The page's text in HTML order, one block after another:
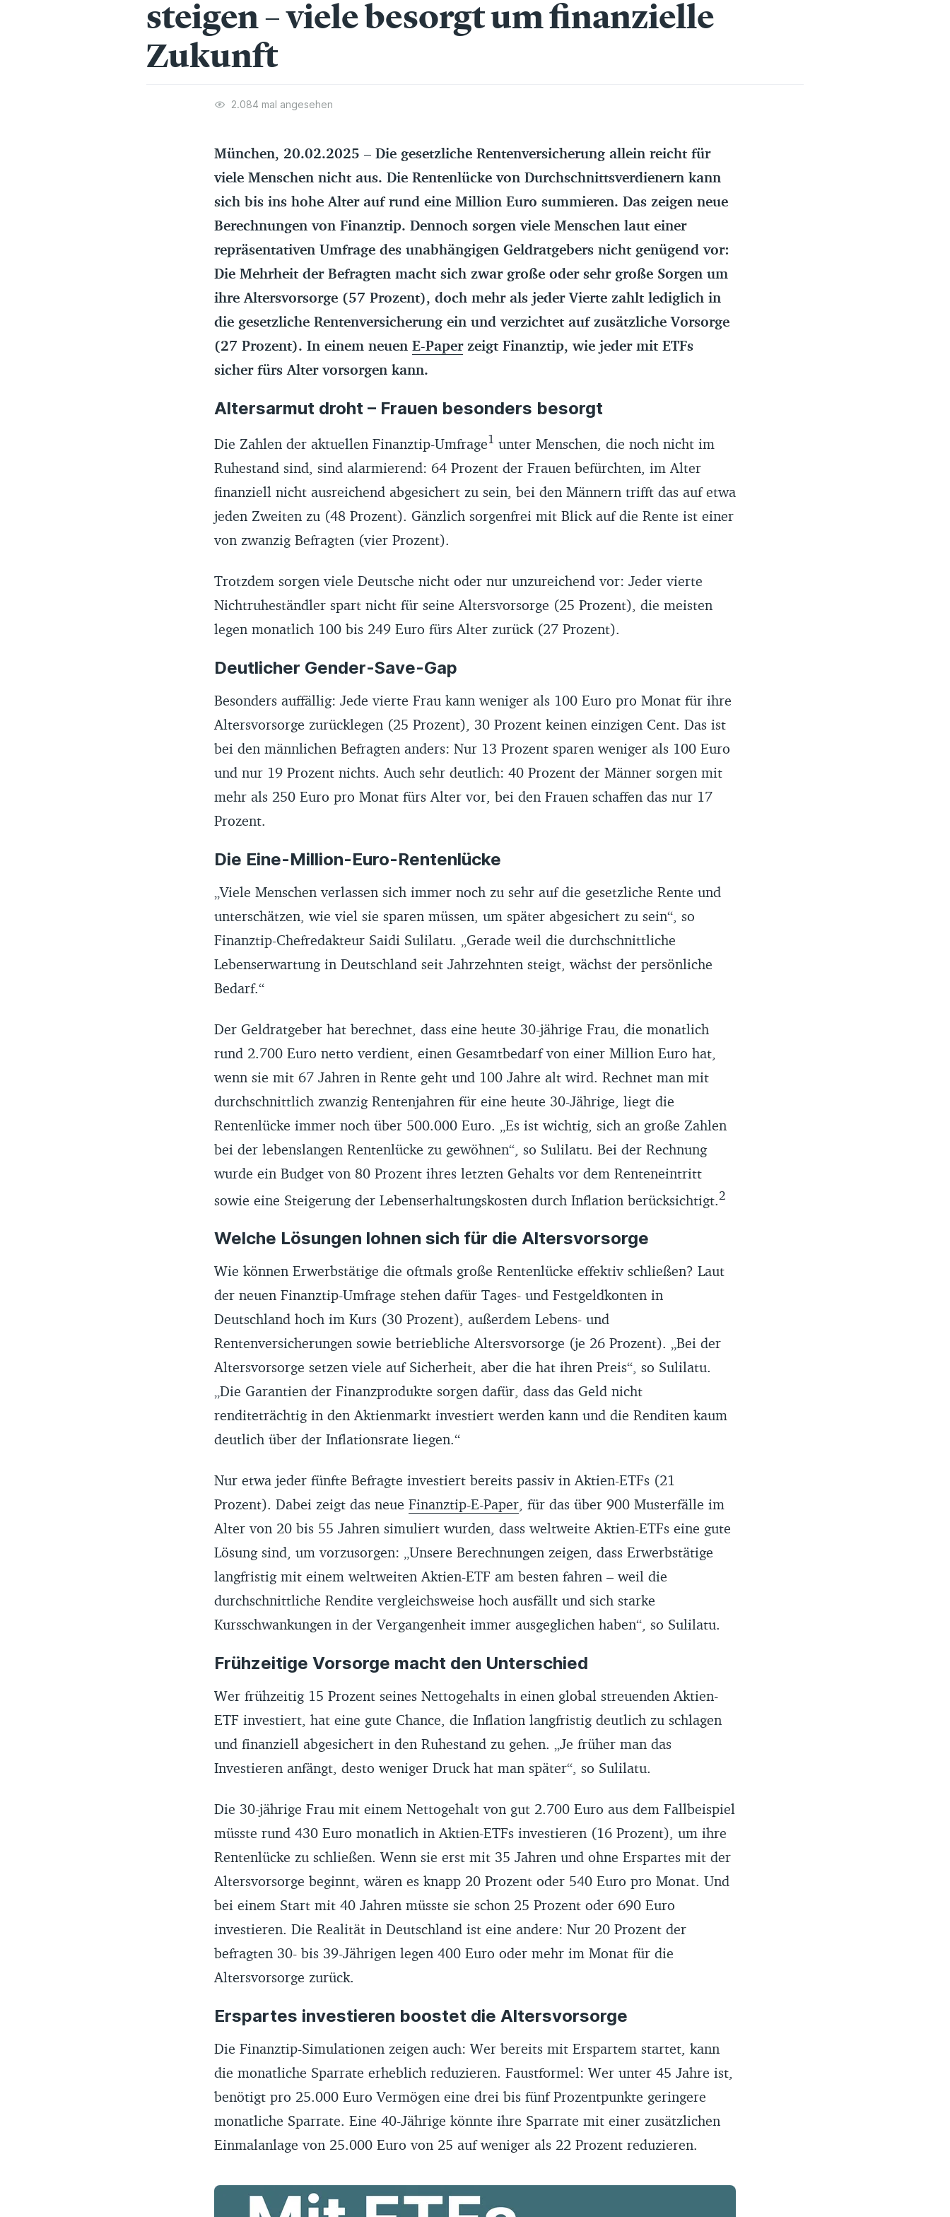
Erfahrungsportal
Über uns
steigen – viele besorgt um finanzielle
Zukunft
2.084 mal angesehen
München, 20.02.2025 – Die gesetzliche Rentenversicherung allein reicht für
viele Menschen nicht aus. Die Rentenlücke von Durchschnittsverdienern kann
sich bis ins hohe Alter auf rund eine Million Euro summieren. Das zeigen neue
Berechnungen von Finanztip. Dennoch sorgen viele Menschen laut einer
repräsentativen Umfrage des unabhängigen Geldratgebers nicht genügend vor:
Die Mehrheit der Befragten macht sich zwar große oder sehr große Sorgen um
ihre Altersvorsorge (57 Prozent), doch mehr als jeder Vierte zahlt lediglich in
die gesetzliche Rentenversicherung ein und verzichtet auf zusätzliche Vorsorge
(27 Prozent). In einem neuen E-Paperzeigt Finanztip, wie jeder mit ETFs
sicher fürs Alter vorsorgen kann.
Altersarmut droht – Frauen besonders besorgt
Die Zahlen der aktuellen Finanztip-Umfrage1 unter Menschen, die noch nicht im
Ruhestand sind, sind alarmierend: 64 Prozent der Frauen befürchten, im Alter
finanziell nicht ausreichend abgesichert zu sein, bei den Männern trifft das auf etwa
jeden Zweiten zu (48 Prozent). Gänzlich sorgenfrei mit Blick auf die Rente ist einer
von zwanzig Befragten (vier Prozent).
Trotzdem sorgen viele Deutsche nicht oder nur unzureichend vor: Jeder vierte
Nichtruheständler spart nicht für seine Altersvorsorge (25 Prozent), die meisten
legen monatlich 100 bis 249 Euro fürs Alter zurück (27 Prozent).
Deutlicher Gender-Save-Gap
Besonders auffällig: Jede vierte Frau kann weniger als 100 Euro pro Monat für ihre
Altersvorsorge zurücklegen (25 Prozent), 30 Prozent keinen einzigen Cent. Das ist
bei den männlichen Befragten anders: Nur 13 Prozent sparen weniger als 100 Euro
und nur 19 Prozent nichts. Auch sehr deutlich: 40 Prozent der Männer sorgen mit
mehr als 250 Euro pro Monat fürs Alter vor, bei den Frauen schaffen das nur 17
Prozent.
Die Eine-Million-Euro-Rentenlücke
„Viele Menschen verlassen sich immer noch zu sehr auf die gesetzliche Rente und
unterschätzen, wie viel sie sparen müssen, um später abgesichert zu sein“, so
Finanztip-Chefredakteur Saidi Sulilatu. „Gerade weil die durchschnittliche
Lebenserwartung in Deutschland seit Jahrzehnten steigt, wächst der persönliche
Bedarf.“
Der Geldratgeber hat berechnet, dass eine heute 30-jährige Frau, die monatlich
rund 2.700 Euro netto verdient, einen Gesamtbedarf von einer Million Euro hat,
wenn sie mit 67 Jahren in Rente geht und 100 Jahre alt wird. Rechnet man mit
durchschnittlich zwanzig Rentenjahren für eine heute 30-Jährige, liegt die
Rentenlücke immer noch über 500.000 Euro. „Es ist wichtig, sich an große Zahlen
bei der lebenslangen Rentenlücke zu gewöhnen“, so Sulilatu. Bei der Rechnung
wurde ein Budget von 80 Prozent ihres letzten Gehalts vor dem Renteneintritt
sowie eine Steigerung der Lebenserhaltungskosten durch Inflation berücksichtigt.2
Welche Lösungen lohnen sich für die Altersvorsorge
Wie können Erwerbstätige die oftmals große Rentenlücke effektiv schließen? Laut
der neuen Finanztip-Umfrage stehen dafür Tages- und Festgeldkonten in
Deutschland hoch im Kurs (30 Prozent), außerdem Lebens- und
Rentenversicherungen sowie betriebliche Altersvorsorge (je 26 Prozent). „Bei der
Altersvorsorge setzen viele auf Sicherheit, aber die hat ihren Preis“, so Sulilatu.
„Die Garantien der Finanzprodukte sorgen dafür, dass das Geld nicht
renditeträchtig in den Aktienmarkt investiert werden kann und die Renditen kaum
deutlich über der Inflationsrate liegen.“
Nur etwa jeder fünfte Befragte investiert bereits passiv in Aktien-ETFs (21
Prozent). Dabei zeigt das neue Finanztip-E-Paper, für das über 900 Musterfälle im
Alter von 20 bis 55 Jahren simuliert wurden, dass weltweite Aktien-ETFs eine gute
Lösung sind, um vorzusorgen: „Unsere Berechnungen zeigen, dass Erwerbstätige
langfristig mit einem weltweiten Aktien-ETF am besten fahren – weil die
durchschnittliche Rendite vergleichsweise hoch ausfällt und sich starke
Kursschwankungen in der Vergangenheit immer ausgeglichen haben“, so Sulilatu.
Frühzeitige Vorsorge macht den Unterschied
Wer frühzeitig 15 Prozent seines Nettogehalts in einen global streuenden Aktien-
ETF investiert, hat eine gute Chance, die Inflation langfristig deutlich zu schlagen
und finanziell abgesichert in den Ruhestand zu gehen. „Je früher man das
Investieren anfängt, desto weniger Druck hat man später“, so Sulilatu.
Die 30-jährige Frau mit einem Nettogehalt von gut 2.700 Euro aus dem Fallbeispiel
müsste rund 430 Euro monatlich in Aktien-ETFs investieren (16 Prozent), um ihre
Rentenlücke zu schließen. Wenn sie erst mit 35 Jahren und ohne Erspartes mit der
Altersvorsorge beginnt, wären es knapp 20 Prozent oder 540 Euro pro Monat. Und
bei einem Start mit 40 Jahren müsste sie schon 25 Prozent oder 690 Euro
investieren. Die Realität in Deutschland ist eine andere: Nur 20 Prozent der
befragten 30- bis 39-Jährigen legen 400 Euro oder mehr im Monat für die
Altersvorsorge zurück.
Erspartes investieren boostet die Altersvorsorge
Die Finanztip-Simulationen zeigen auch: Wer bereits mit Erspartem startet, kann
die monatliche Sparrate erheblich reduzieren. Faustformel: Wer unter 45 Jahre ist,
benötigt pro 25.000 Euro Vermögen eine drei bis fünf Prozentpunkte geringere
monatliche Sparrate. Eine 40-Jährige könnte ihre Sparrate mit einer zusätzlichen
Einmalanlage von 25.000 Euro von 25 auf weniger als 22 Prozent reduzieren.